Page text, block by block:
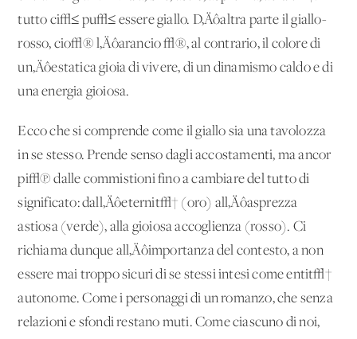
tutto ci√≤ pu√≤ essere giallo. D‚Äôaltra parte il giallo-
rosso, cio√® l‚Äôarancio √®, al contrario, il colore di
un‚Äôestatica gioia di vivere, di un dinamismo caldo e di
una energia gioiosa.
Ecco che si comprende come il giallo sia una tavolozza
in se stesso. Prende senso dagli accostamenti, ma ancor
pi√π dalle commistioni fino a cambiare del tutto di
significato: dall‚Äôeternit√† (oro) all‚Äôasprezza
astiosa (verde), alla gioiosa accoglienza (rosso). Ci
richiama dunque all‚Äôimportanza del contesto, a non
essere mai troppo sicuri di se stessi intesi come entit√†
autonome. Come i personaggi di un romanzo, che senza
relazioni e sfondi restano muti. Come ciascuno di noi,